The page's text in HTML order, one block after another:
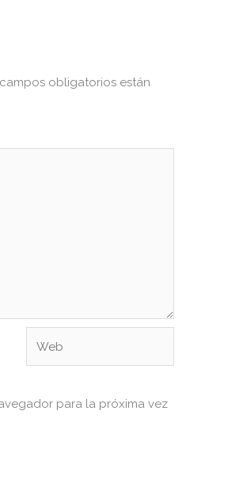
obligatorios están
para la próxima vez